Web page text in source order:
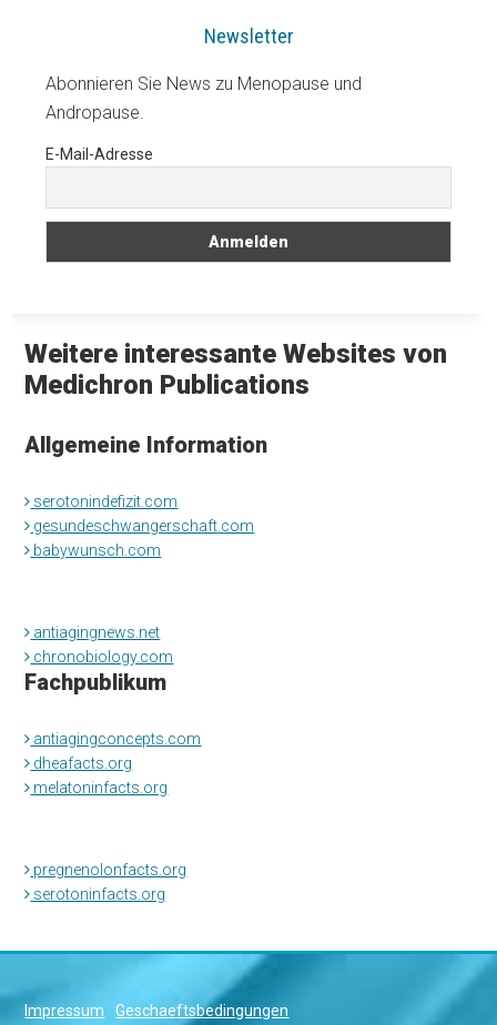
Newsletter
Abonnieren Sie News zu Menopause und
Andropause.
E-Mail-Adresse
Weitere interessante Websites von
Medichron Publications
Allgemeine Information
serotonindefizit.com
gesundeschwangerschaft.com
babywunsch.com
antiagingnews.net
chronobiology.com
Fachpublikum
antiagingconcepts.com
dheafacts.org
melatoninfacts.org
pregnenolonfacts.org
serotoninfacts.org
Impressum Geschaeftsbedingungen